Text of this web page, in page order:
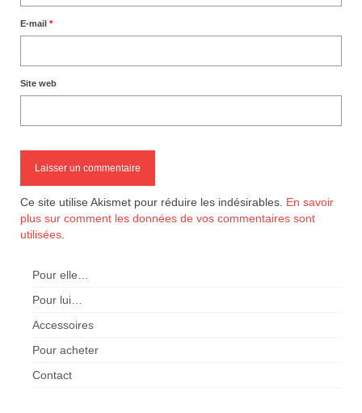
E-mail *
Site web
Ce site utilise Akismet pour réduire les indésirables. En savoir
plus sur comment les données de vos commentaires sont
utilisées
Pour elle…
Pour lui…
Accessoires
Pour acheter
Contact